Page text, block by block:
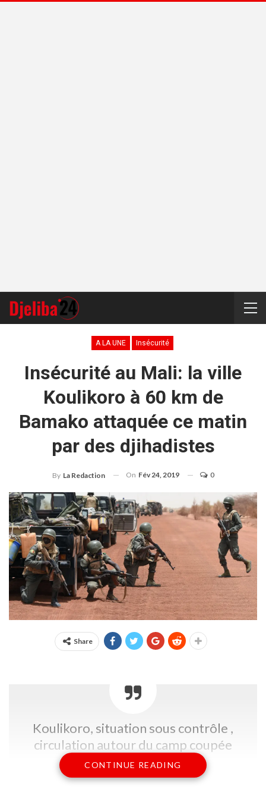
A LA UNE Insécurité
Insécurité au Mali: la ville
Koulikoro à 60 km de
Bamako attaquée ce matin
par des djihadistes
By La Redaction On Fév 24, 2019 0
Share
Koulikoro, situation sous contrôle ,
circulation autour du camp coupée
CONTINUE READING